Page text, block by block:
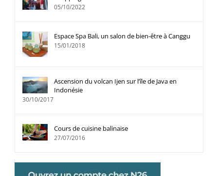
05/10/2022
Espace Spa Bali, un salon de bien-être à Canggu
15/01/2018
Ascension du volcan Ijen sur l’île de Java en
Indonésie
30/10/2017
Cours de cuisine balinaise
27/07/2016